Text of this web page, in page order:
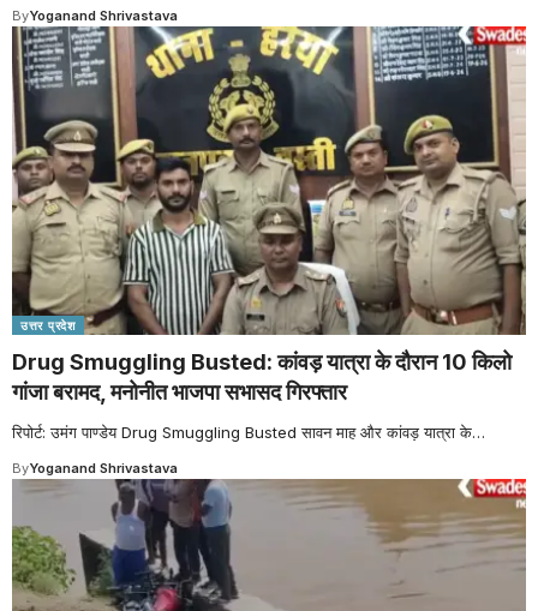
ByYoganand Shrivastava
उत्तर प्रदेश
Drug Smuggling Busted: कांवड़ यात्रा के दौरान 10 किलो
गांजा बरामद, मनोनीत भाजपा सभासद गिरफ्तार
रिपोर्ट: उमंग पाण्डेय Drug Smuggling Busted सावन माह और कांवड़ यात्रा के…
ByYoganand Shrivastava